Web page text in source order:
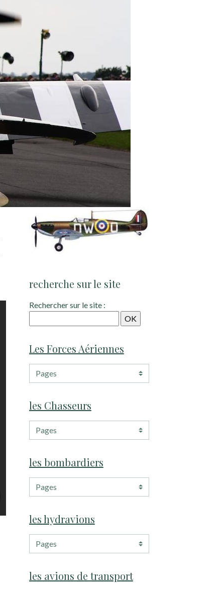
recherche sur le site
Rechercher sur le site :
Les Forces Aériennes
les Chasseurs
les bombardiers
les hydravions
les avions de transport